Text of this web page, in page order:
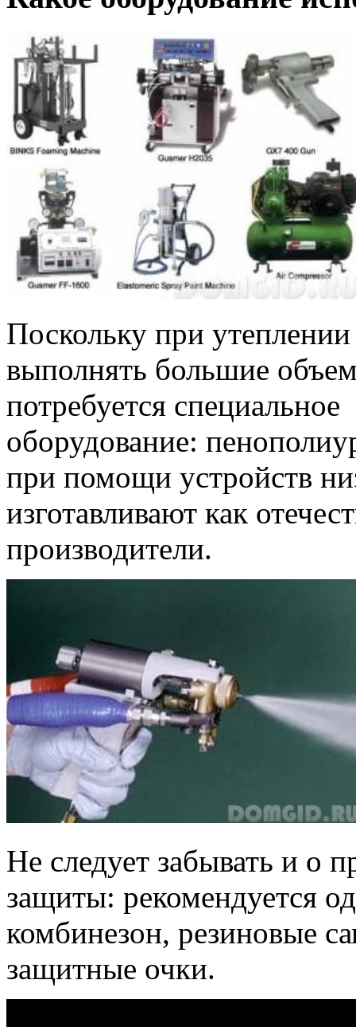
Поскольку при
выполнять большие
потребуется специальное
оборудование:
при помощи устройств
изготавливают как
производители.
Не следует забывать и о
защиты: рекомендуется
комбинезон, резиновые
защитные очки.